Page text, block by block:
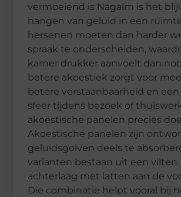
vermoeiend is Nagalm is het
hangen van geluid in een
hersenen moeten dan harder
spraak te onderscheiden,
kamer drukker aanvoelt dan
betere akoestiek zorgt voor
betere verstaanbaarheid en
sfeer tijdens bezoek of
akoestische panelen precies
Akoestische panelen zijn
geluidsgolven deels te
varianten bestaan uit een vilten
achterlaag met latten aan de
Die combinatie helpt vooral bij